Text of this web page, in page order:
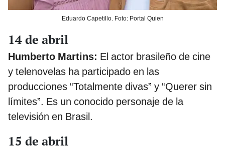
Eduardo Capetillo. Foto: Portal Quien
14 de abril
Humberto Martins: El actor brasileño de cine
y telenovelas ha participado en las
producciones “Totalmente divas” y “Querer sin
límites”. Es un conocido personaje de la
televisión en Brasil.
15 de abril